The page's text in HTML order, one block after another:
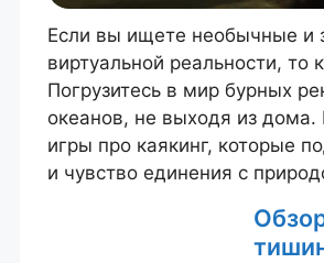
Если вы ищете необычные и
виртуальной реальности,
Погрузитесь в мир бурных
океанов, не выходя из
игры про каякинг, которые
и чувство единения с